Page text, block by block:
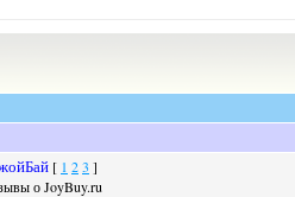
[ 1 23 ]
о JoyBuy.ru